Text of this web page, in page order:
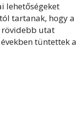
lehetőségeket
tartanak, hogy a
utat
tüntettek a